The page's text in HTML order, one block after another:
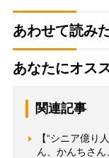
あわせて読み
あなたにオス
関連記事
【“シニア億り
ん、かんちさ